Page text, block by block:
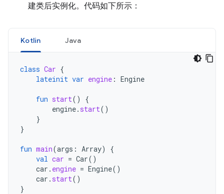
建类后实例化。代码如下所示：
Kotlin Java
class Car {
lateinit var engine : Engine
fun start()
{
engine. start()
}
}
fun main(args : Array)
{
val car = Car()
car . engine = Engine()
car . start()
}